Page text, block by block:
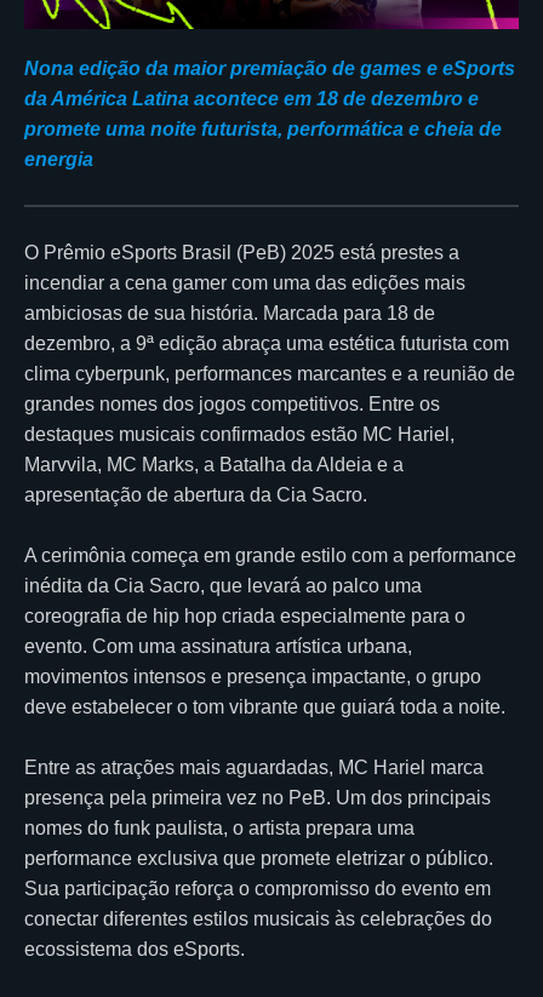
Nona edição da maior premiação de games e eSports
da América Latina acontece em 18 de dezembro e
promete uma noite futurista, performática e cheia de
energia
O Prêmio eSports Brasil (PeB) 2025 está prestes a
incendiar a cena gamer com uma das edições mais
ambiciosas de sua história. Marcada para 18 de
dezembro, a 9ª edição abraça uma estética futurista com
clima cyberpunk, performances marcantes e a reunião de
grandes nomes dos jogos competitivos. Entre os
destaques musicais confirmados estão MC Hariel,
Marvvila, MC Marks, a Batalha da Aldeia e a
apresentação de abertura da Cia Sacro.
A cerimônia começa em grande estilo com a performance
inédita da Cia Sacro, que levará ao palco uma
coreografia de hip hop criada especialmente para o
evento. Com uma assinatura artística urbana,
movimentos intensos e presença impactante, o grupo
deve estabelecer o tom vibrante que guiará toda a noite.
Entre as atrações mais aguardadas, MC Hariel marca
presença pela primeira vez no PeB. Um dos principais
nomes do funk paulista, o artista prepara uma
performance exclusiva que promete eletrizar o público.
Sua participação reforça o compromisso do evento em
conectar diferentes estilos musicais às celebrações do
ecossistema dos eSports.